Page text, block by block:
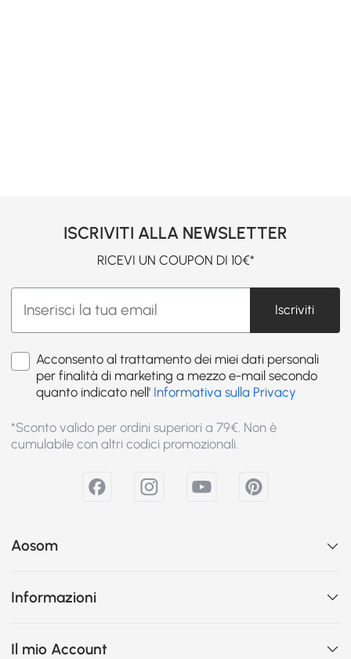
ISCRIVITI ALLA NEWSLETTER
RICEVI UN COUPON DI 10€*
Iscriviti
Acconsento al trattamento dei miei dati personali
per finalità di marketing a mezzo e-mail secondo
quanto indicato nell' Informativa sulla Privacy
*Sconto valido per ordini superiori a 79€. Non è
cumulabile con altri codici promozionali.
Aosom
Informazioni
Il mio Account